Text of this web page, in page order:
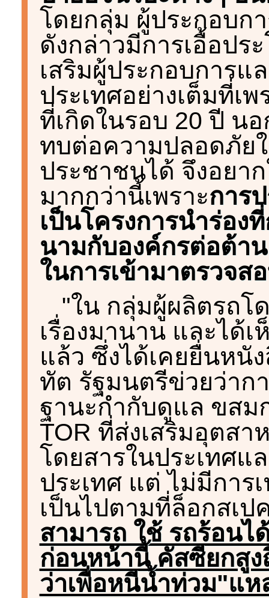
โดยกลุ่ม ผู้ประกอบก
ดังกล่าวมีการเอื้อปร
เสริมผู้ประกอบการแ
ประเทศอย่างเต็มที่เ
ที่เกิดในรอบ 20 ปี น
ทบต่อความปลอดภัย
ประชาชนได้ จึงอยา
มากกว่านี้เพราะการ
เป็นโครงการนำร่อง
นามกับองค์กรต่อต้า
ในการเข้ามาตรวจส
"ใน กลุ่มผู้ผลิตรถโ
เรื่องมานาน และได้
แล้ว ซึ่งได้เคยยื่นห
ทัต รัฐมนตรีข่วยว่าก
ฐานะกำกับดูแล ขสม
TOR ที่ส่งเสริมอุตส
โดยสารในประเทศแ
ประเทศ แต่ ไม่มีกา
เป็นไปตามที่ล็อกสเป
สามารถ ใช้ รถร้อน
ก่อนหน้านี้ คัสซียกสูง
ว่าเพื่อหนีน้ำท่วม"แห